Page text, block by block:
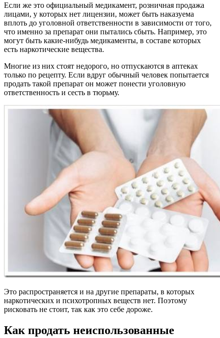
Если же это официальный медикамент, розничная продажа
лицами, у которых нет лицензии, может быть наказуема
вплоть до уголовной ответственности в зависимости от того,
что именно за препарат они пытались сбыть. Например, это
могут быть какие-нибудь медикаменты, в составе которых
есть наркотические вещества.
Многие из них стоят недорого, но отпускаются в аптеках
только по рецепту. Если вдруг обычный человек попытается
продать такой препарат он может понести уголовную
ответственность и сесть в тюрьму.
Это распространяется и на другие препараты, в которых
наркотических и психотропных веществ нет. Поэтому
рисковать не стоит, так как это себе дороже.
Как продать неиспользованные